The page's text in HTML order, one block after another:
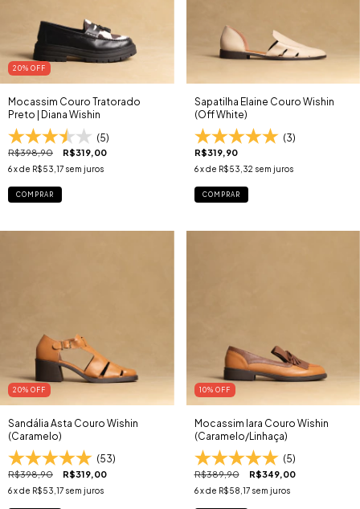
20% OFF
Mocassim Couro Tratorado
Preto | Diana Wishin
(5)
R$398,90 R$319,00
6x de R$53,17 sem juros
COMPRAR
Sapatilha Elaine Couro Wishin
(Off White)
(3)
R$319,90
6 x de R$53,32 sem juros
COMPRAR
20% OFF
Sandália Asta Couro Wishin
(Caramelo)
(53)
R$398,90 R$319,00
6x de R$53,17 sem juros
10% OFF
Mocassim Iara Couro Wishin
(Caramelo/Linhaça)
(5)
R$389,90 R$349,00
6 x de R$58,17 sem juros